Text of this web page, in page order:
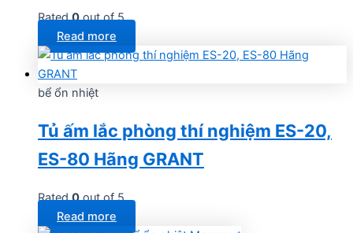
Rated0out of 5
Read more
bể ổn nhiệt
Tủ ấm lắc phòng thí nghiệm ES-20,
ES-80 Hãng GRANT
Rated0out of 5
Read more